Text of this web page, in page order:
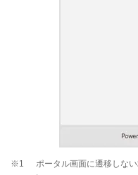
※1
ポータル画面に遷移しな